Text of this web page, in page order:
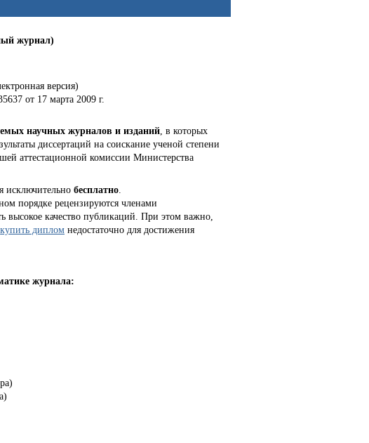
журнал)
версия)
от 17 марта 2009 г.
научных журналов и изданий, в которых
диссертаций на соискание ученой степени
аттестационной комиссии Министерства
исключительно бесплатно.
порядке рецензируются членами
высокое качество публикаций. При этом важно,
купить диплом недостаточно для достижения
журнала: